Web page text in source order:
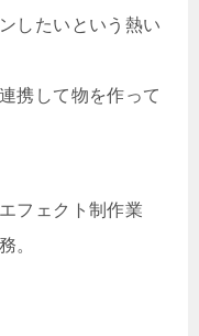
たいという熱い
して物を作って
フェクト制作業
。